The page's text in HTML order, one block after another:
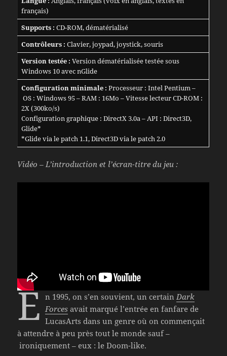
français)
Supports : CD-ROM, dématérialisé
Contrôleurs : Clavier, joypad, joystick, souris
Version testée : Version dématérialisée testée sous
Windows 10 avec nGlide
Configuration minimale : Processeur : Intel Pentium –
OS : Windows 95 – RAM : 16Mo – Vitesse lecteur CD-ROM :
2X (300ko/s)
Configuration graphique : DirectX 3.0a – API : Direct3D,
Glide*
*Glide via le patch 1.1, Direct3D via le patch 2.0
Vidéo – L’introduction et l’écran-titre du jeu :
E n 1995, on s’en souvient, un certainDark
Forcesavait marqué l’entrée en fanfare de
LucasArts dans un genre où on commençait
à attendre à peu près tout le monde sauf –
ironiquement – eux : le Doom-like.